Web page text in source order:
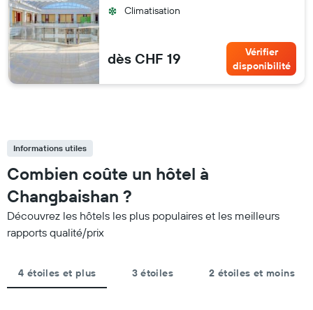
Climatisation
dès CHF 19
Vérifier
disponibilité
Informations utiles
Combien coûte un hôtel à
Changbaishan ?
Découvrez les hôtels les plus populaires et les meilleurs
rapports qualité/prix
4 étoiles et plus 3 étoiles 2 étoiles et moins